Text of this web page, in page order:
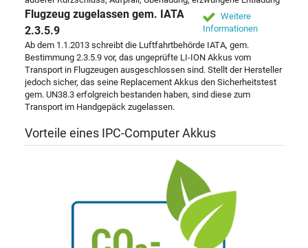
Flugzeug zugelassen gem. IATA
2.3.5.9
Weitere
Informationen
Ab dem 1.1.2013 schreibt die Luftfahrtbehörde IATA, gem.
Bestimmung 2.3.5.9 vor, das ungeprüfte LI-ION Akkus vom
Transport in Flugzeugen ausgeschlossen sind. Stellt der Hersteller
jedoch sicher, das seine Replacement Akkus den Sicherheitstest
gem. UN38.3 erfolgreich bestanden haben, sind diese zum
Transport im Handgepäck zugelassen.
Vorteile eines IPC-Computer Akkus